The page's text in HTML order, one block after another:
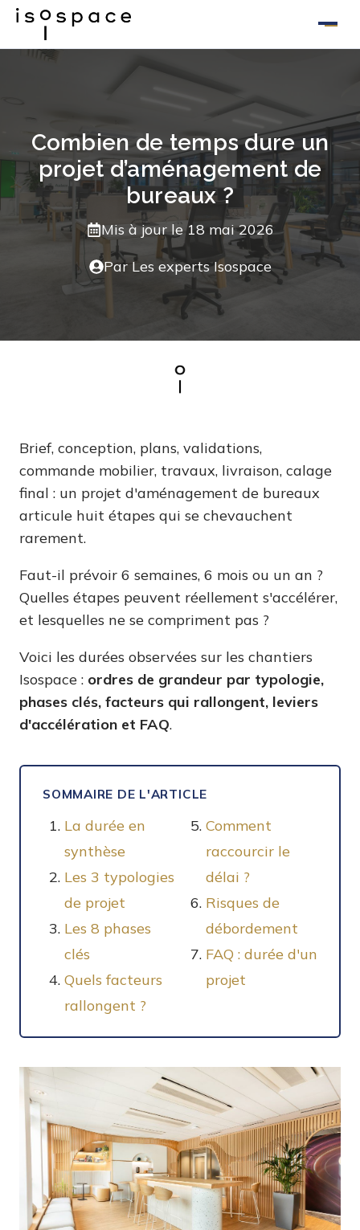
Combien de temps dure un
projet d’aménagement de
bureaux ?
Mis à jour le18 mai 2026
Par Les experts Isospace
Brief, conception, plans, validations,
commande mobilier, travaux, livraison, calage
final : un projet d'aménagement de bureaux
articule huit étapes qui se chevauchent
rarement.
Faut-il prévoir 6 semaines, 6 mois ou un an ?
Quelles étapes peuvent réellement s'accélérer,
et lesquelles ne se compriment pas ?
Voici les durées observées sur les chantiers
Isospace : ordres de grandeur par typologie,
phases clés, facteurs qui rallongent, leviers
d'accélération et FAQ.
SOMMAIRE DE L'ARTICLE
La durée en
synthèse
Les 3 typologies
de projet
Les 8 phases
clés
Quels facteurs
rallongent ?
Comment
raccourcir le
délai ?
Risques de
débordement
FAQ : durée d'un
projet